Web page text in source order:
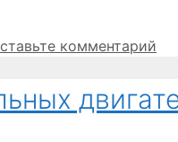
комментарий